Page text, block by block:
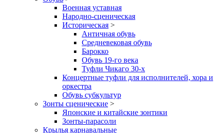
Военная уставная
Народно-сценическая
Историческая >
Античная обувь
Средневековая обувь
Барокко
Обувь 19-го века
Туфли Чикаго 30-х
Концертные туфли для исполнителей, хора и
оркестра
Обувь субкультур
Зонты сценические >
Японские и китайские зонтики
Зонты-парасоли
Крылья карнавальные